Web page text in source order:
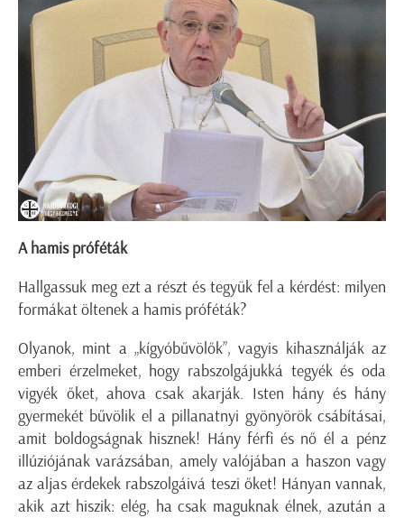
A hamis próféták
Hallgassuk meg ezt a részt és tegyük fel a kérdést: milyen
formákat öltenek a hamis próféták?
Olyanok, mint a „kígyóbűvölők”, vagyis kihasználják az
emberi érzelmeket, hogy rabszolgájukká tegyék és oda
vigyék őket, ahova csak akarják. Isten hány és hány
gyermekét bűvölik el a pillanatnyi gyönyörök csábításai,
amit boldogságnak hisznek! Hány férfi és nő él a pénz
illúziójának varázsában, amely valójában a haszon vagy
az aljas érdekek rabszolgáivá teszi őket! Hányan vannak,
akik azt hiszik: elég, ha csak maguknak élnek, azután a